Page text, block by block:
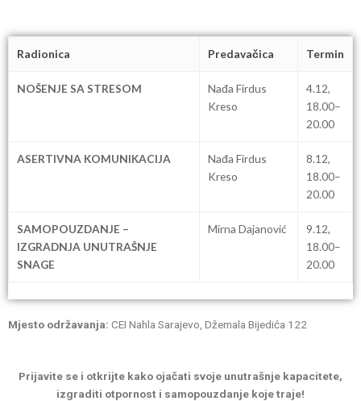
Radionica Predavačica Termin
NOŠENJE SA STRESOM
Nađa Firdus
Kreso
4.12,
18.00–
20.00
ASERTIVNA KOMUNIKACIJA
Nađa Firdus
Kreso
8.12,
18.00–
20.00
SAMOPOUZDANJE –
IZGRADNJA UNUTRAŠNJE
SNAGE
Mirna Dajanović
9.12,
18.00–
20.00
Mjesto održavanja: CEI Nahla Sarajevo, Džemala Bijedića 122
Prijavite se i otkrijte kako ojačati svoje unutrašnje kapacitete,
izgraditi otpornost i samopouzdanje koje traje!